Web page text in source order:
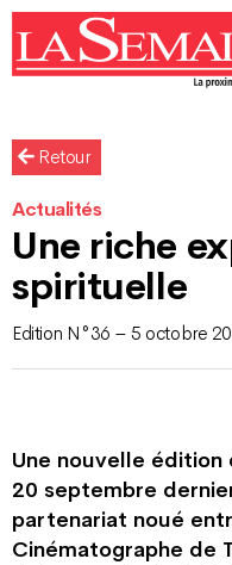
Retour
Actualités
Une riche
spirituelle
Edition N°36 – 5 octobre
Une nouvelle
20 septembre
partenariat noué
Cinématographe de